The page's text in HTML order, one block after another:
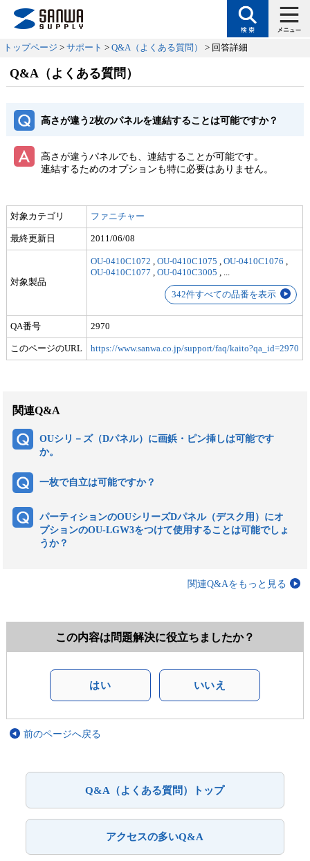
トップページ > サポート > Q&A（よくある質問） > 回答詳細
Q&A（よくある質問）
高さが違う2枚のパネルを連結することは可能ですか？
高さが違うパネルでも、連結することが可能です。
連結するためのオプションも特に必要はありません。
対象カテゴリ ファニチャー
最終更新日 2011/06/08
対象製品
OU-0410C1072 ,OU-0410C1075 ,OU-0410C1076
OU-0410C1077
,OU-0410C3005
342件すべての品番を表示
QA番号 2970
このページのURL https://www.sanwa.co.jp/support/faq/kaito?qa_id=2970
関連Q&A
OUシリ－ズ（Dパネル）に画鋲・ピン挿しは可能です
か。
一枚で自立は可能ですか？
パーティションのOUシリーズDパネル（デスク用）にオ
プションのOU-LGW3をつけて使用することは可能でしょ
うか？
関連Q&Aをもっと見る
この内容は問題解決に役立ちましたか？
はい いいえ
前のページへ戻る
Q&A（よくある質問）トップ
アクセスの多いQ&A